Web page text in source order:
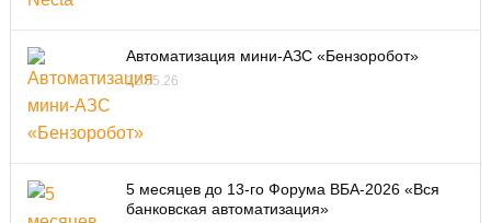
Автоматизация мини-АЗС «Бензоробот»
22.05.26
5 месяцев до 13-го Форума ВБА-2026 «Вся
банковская автоматизация»